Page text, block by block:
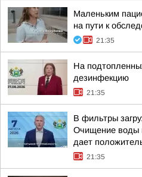
Маленьким
на пути к
21:35
На
дезинфекцию
21:35
В фильтры
Очищение воды
дает
21:35